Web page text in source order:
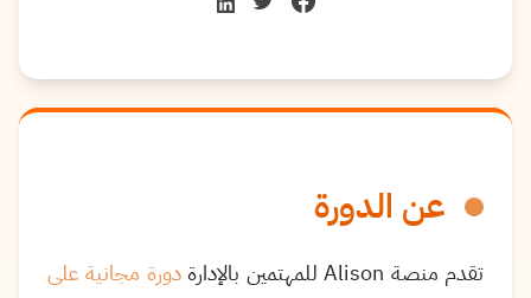
عن الدورة
تقدم منصة Alisonللمهتمين بالإدارةدورة مجانية على